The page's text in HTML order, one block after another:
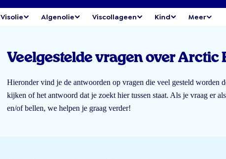
Visolie Algenolie Viscollageen Kind Meer
Veelgestelde vragen over Arctic
Hieronder vind je de antwoorden op vragen die veel gesteld worden
kijken of het antwoord dat je zoekt hier tussen staat. Als je vraag er
en/of bellen, we helpen je graag verder!